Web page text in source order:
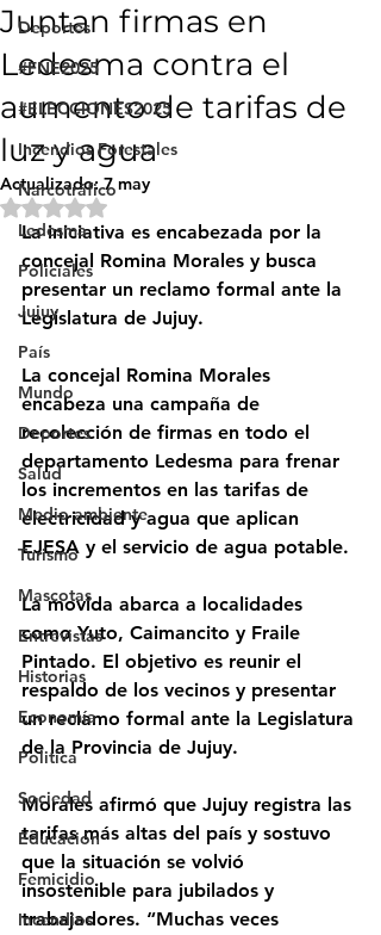
Deportes
#FNE2025
#ELECCIONES2025
Incendios Forestales
Narcotráfico
Ledesma
Policiales
Jujuy
País
Mundo
Deportes
Salud
Medio ambiente
Turismo
Mascotas
Entrevistas
Historias
Economía
Politica
Sociedad
Educación
Femicidio
Incendios
Juntan firmas en
Ledesma contra el
aumento de tarifas de
luz y agua
Actualizado:7 may
Obtuvo NaN de 5 estrellas.
La iniciativa es encabezada por la
concejal Romina Morales y busca
presentar un reclamo formal ante la
Legislatura de Jujuy.
La concejal Romina Morales
encabeza una campaña de
recolección de firmas en todo el
departamento Ledesma para frenar
los incrementos en las tarifas de
electricidad y agua que aplican
EJESA y el servicio de agua potable.
La movida abarca a localidades
como Yuto, Caimancito y Fraile
Pintado. El objetivo es reunir el
respaldo de los vecinos y presentar
un reclamo formal ante la Legislatura
de la Provincia de Jujuy.
Morales afirmó que Jujuy registra las
tarifas más altas del país y sostuvo
que la situación se volvió
insostenible para jubilados y
trabajadores. “Muchas veces